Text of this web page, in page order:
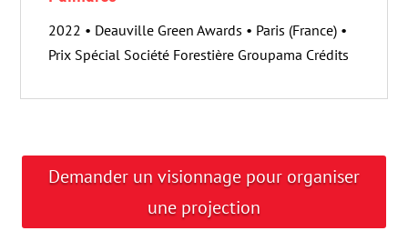
2022 • Deauville Green Awards • Paris (France) •
Prix Spécial Société Forestière Groupama Crédits
Demander un visionnage pour organiser
une projection